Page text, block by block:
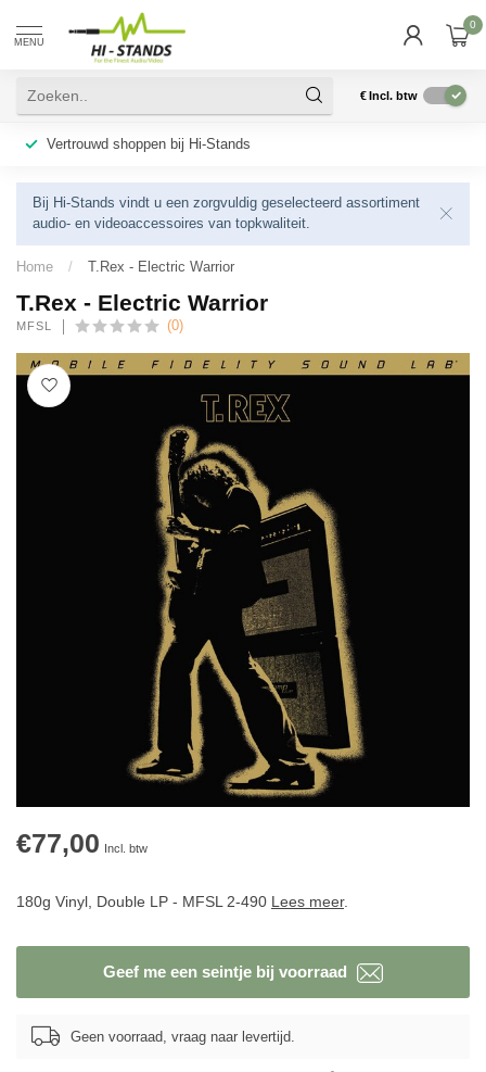
MENU
0
€Incl. btw
bij Hi-Stands
Bij Hi-Stands vindt u een zorgvuldig geselecteerd assortiment
audio- en videoaccessoires van topkwaliteit.
Home / T.Rex - Electric Warrior
T.Rex - Electric Warrior
MFSL (0)
€77,00 Incl. btw
180g Vinyl, Double LP - MFSL 2-490 Lees meer.
Geef me een seintje bij voorraad
Geen voorraad, vraag naar levertijd.